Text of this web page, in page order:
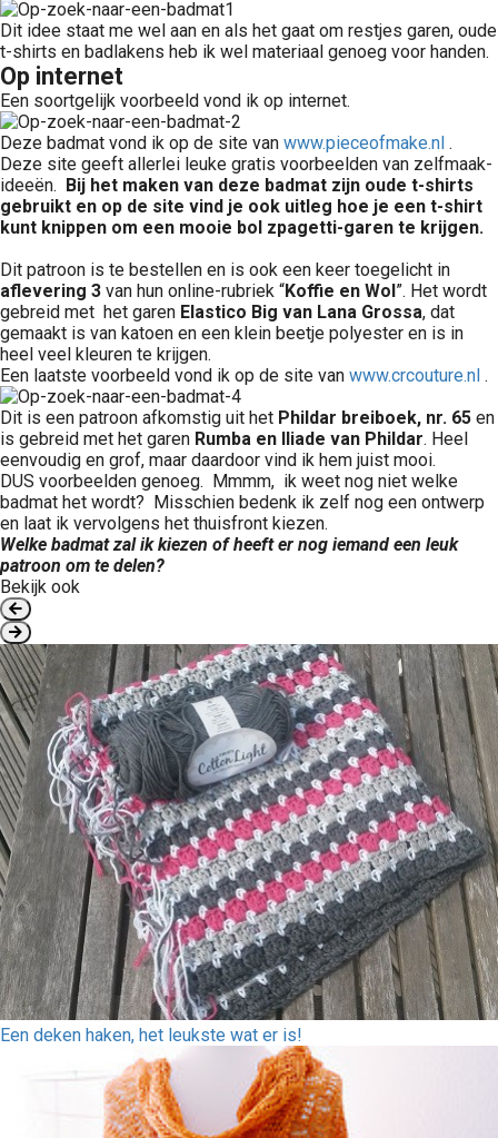
Dit idee staat me wel aan en als het gaat om restjes garen, oude
t-shirts en badlakens heb ik wel materiaal genoeg voor handen.
Op internet
Een soortgelijk voorbeeld vond ik op internet.
Deze badmat vond ik op de site van www.pieceofmake.nl .
Deze site geeft allerlei leuke gratis voorbeelden van zelfmaak-
ideeën. Bij het maken van deze badmat zijn oude t-shirts
gebruikt en op de site vind je ook uitleg hoe je een t-shirt
kunt knippen om een mooie bol zpagetti-garen te krijgen.
Dit patroon is te bestellen en is ook een keer toegelicht in
aflevering 3 van hun online-rubriek “Koffie en Wol”. Het wordt
gebreid met het garen Elastico Big van Lana Grossa, dat
gemaakt is van katoen en een klein beetje polyester en is in
heel veel kleuren te krijgen.
Een laatste voorbeeld vond ik op de site van www.crcouture.nl .
Dit is een patroon afkomstig uit het Phildar breiboek, nr. 65 en
is gebreid met het garen Rumba en Iliade van Phildar. Heel
eenvoudig en grof, maar daardoor vind ik hem juist mooi.
DUS voorbeelden genoeg. Mmmm, ik weet nog niet welke
badmat het wordt? Misschien bedenk ik zelf nog een ontwerp
en laat ik vervolgens het thuisfront kiezen.
Welke badmat zal ik kiezen of heeft er nog iemand een leuk
patroon om te delen?
Bekijk ook
Een deken haken, het leukste wat er is!